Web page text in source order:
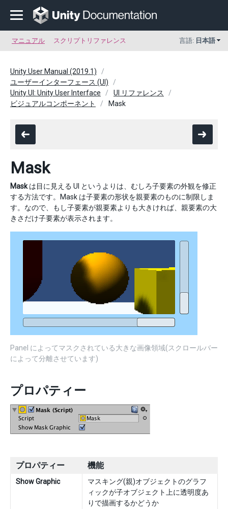
マニュアル スクリプトリファレンス 言語: 日本語
Unity User Manual (2019.1)
ユーザーインターフェース (UI)
Unity UI: Unity User Interface
UI リファレンス
ビジュアルコンポーネント
Mask
Mask
Maskは目に見える UI というよりは、むしろ子要素の外観を修正
する方法です。Mask は子要素の形状を親要素のものに制限しま
す。なので、もし子要素が親要素よりも大きければ、親要素の大
きさだけ子要素が表示されます。
Panel によってマスクされている大きな画像領域(スクロールバー
によって分離させています)
プロパティー
プロパティー 機能
Show Graphic
マスキング(親)オブジェクトのグラフ
ィックが子オブジェクト上に透明度あ
りで描画するかどうか